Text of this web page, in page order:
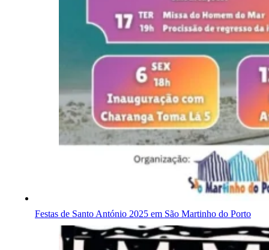
Festas de Santo António 2025 em São Martinho do Porto